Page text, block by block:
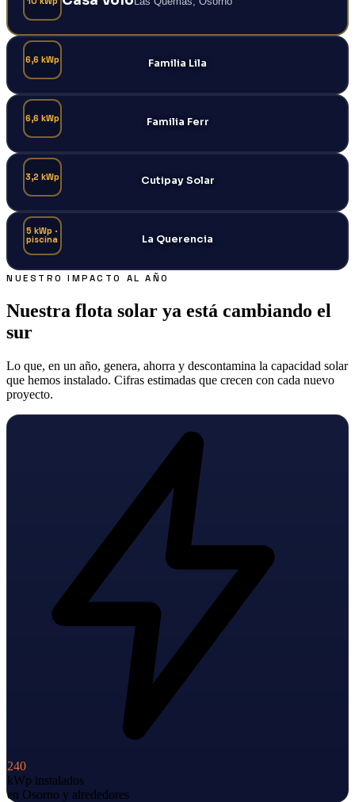
Familia Lila
6,6 kWp
Familia Ferr
6,6 kWp
Cutipay Solar
3,2 kWp
La Querencia
5 kWp ·
piscina
NUESTRO IMPACTO AL AÑO
Nuestra flota solar ya está cambiando el
sur
Lo que, en un año, genera, ahorra y descontamina la capacidad solar
que hemos instalado. Cifras estimadas que crecen con cada nuevo
proyecto.
240
kWp instalados
en Osorno y alrededores